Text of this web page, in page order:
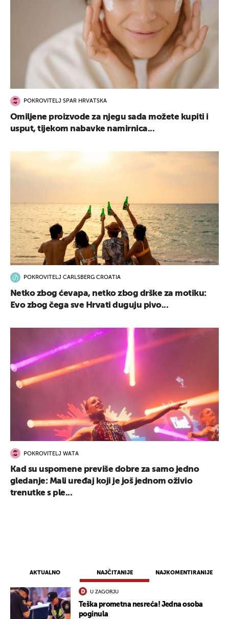
AKTUALNO NAJČITANIJE NAJKOMENTIRANIJE
U ZAGORJU
Teška prometna nesreća! Jedna osoba
poginula
POKROVITELJ SPAR HRVATSKA
Omiljene proizvode za njegu sada možete kupiti i
usput, tijekom nabavke namirnica...
POKROVITELJ CARLSBERG CROATIA
Netko zbog ćevapa, netko zbog drške za motiku:
Evo zbog čega sve Hrvati duguju pivo...
POKROVITELJ WATA
Kad su uspomene previše dobre za samo jedno
gledanje: Mali uređaj koji je još jednom oživio
trenutke s ple...
UKLJUČITE NOTIFIKACIJE